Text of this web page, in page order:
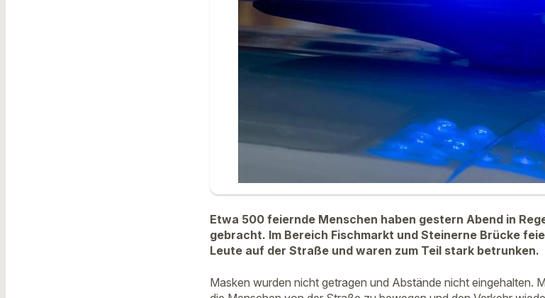
Etwa 500 feiernde Menschen haben gestern Abend in
gebracht. Im Bereich Fischmarkt und Steinerne Brücke
Leute auf der Straße und waren zum Teil stark betrunken.
Masken wurden nicht getragen und Abstände nicht eingehalten.